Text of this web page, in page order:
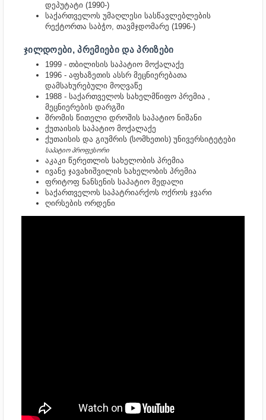
დეპუტატი (1990-)
საქართველოს უმაღლესი სასწავლებლების
რექტორთა საბჭო, თავმჯდომარე (1996-)
ᲯᲘᲚᲓᲝᲔᲑᲘ, ᲞᲠᲔᲛᲘᲔᲑᲘ ᲓᲐ ᲞᲠᲘᲖᲔᲑᲘ
1999 - თბილისის საპატიო მოქალაქე
1996 - აფხაზეთის ასსრ მეცნიერებათა
დამსახურებული მოღვაწე
1988 - საქართველოს სახელმწიფო პრემია ,
მეცნიერების დარგში
შრომის წითელი დროშის საპატიო ნიშანი
ქუთაისის საპატიო მოქალაქე
ქუთაისის და გიუმრის (სომხეთის) უნივერსიტეტები
საპატიო პროფესორი
აკაკი წერეთლის სახელობის პრემია
ივანე ჯავახიშვილის სახელობის პრემია
ფრიტოფ ნანსენის საპატიო მედალი
საქართველოს საპატრიარქოს ოქროს ჯვარი
ღირსების ორდენი